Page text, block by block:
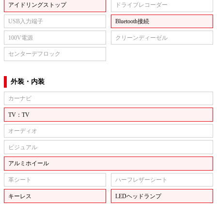
アイドリングストップ ドライブレコーダー
USB入力端子 Bluetooth接続
100V電源 クリーンディーゼル
センターデフロック
外装・内装
カーナビ
TV：TV
オーディオ
ビジュアル
アルミホイール
革シート ハーフレザーシート
キーレス LEDヘッドランプ